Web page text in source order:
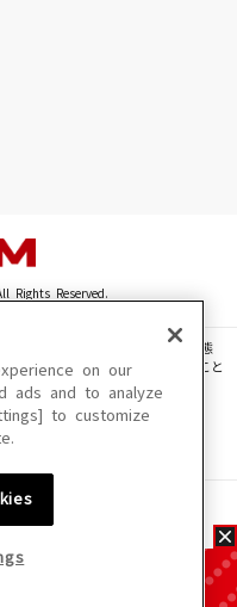
Rights Reserved.
真・動画・音声等を、手段や形態
製、転載、ファイル化などすること
ない場合があります。
る場合があります。
on our
ads and to analyze
to customize